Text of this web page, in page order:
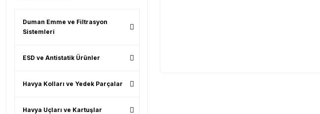
Duman Emme ve Filtrasyon
Sistemleri
ESD ve Antistatik Ürünler
Havya Kolları ve Yedek Parçalar
Havya Uçları ve Kartuşlar